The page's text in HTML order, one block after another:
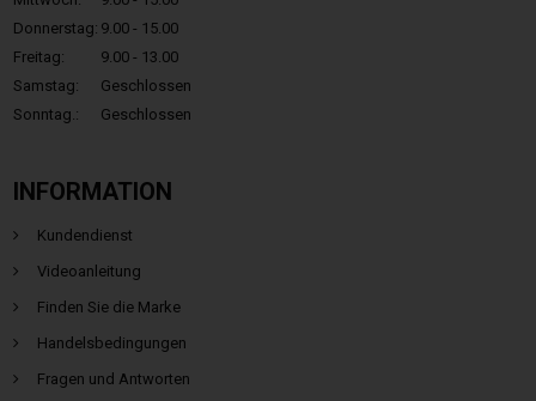
Donnerstag: 9.00 - 15.00
Freitag:
9.00 - 13.00
Samstag:
Geschlossen
Sonntag.:
Geschlossen
INFORMATION
Kundendienst
Videoanleitung
Finden Sie die Marke
Handelsbedingungen
Fragen und Antworten